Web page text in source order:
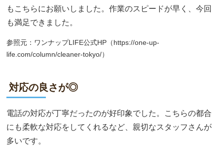
もこちらにお願いしました。作業のスピードが早く、今回
も満足できました。
参照元：ワンナップLIFE公式HP（https://one-up-
life.com/column/cleaner-tokyo/）
対応の良さが◎
電話の対応が丁寧だったのが好印象でした。こちらの都合
にも柔軟な対応をしてくれるなど、親切なスタッフさんが
多いです。